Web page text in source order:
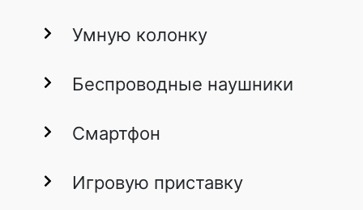
Умную колонку
Беспроводные наушники
Смартфон
Игровую приставку